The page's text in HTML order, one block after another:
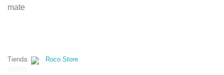
mate
Tienda: Roco Store